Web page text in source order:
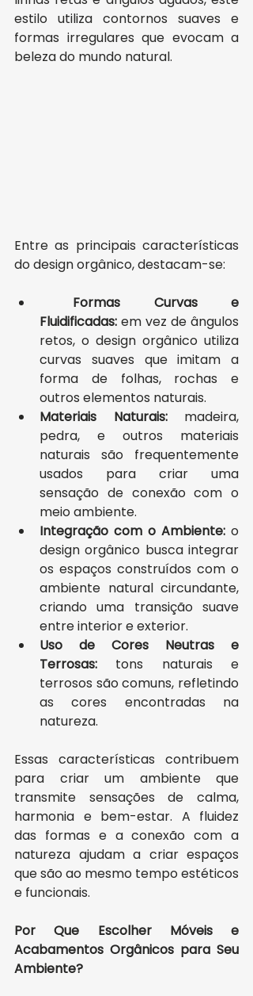
estilo utiliza contornos suaves e
formas irregulares que evocam a
beleza do mundo natural.
Entre as principais características
do design orgânico, destacam-se:
Formas Curvas e
Fluidificadas: em vez de ângulos
retos, o design orgânico utiliza
curvas suaves que imitam a
forma de folhas, rochas e
outros elementos naturais.
Materiais Naturais: madeira,
pedra, e outros materiais
naturais são frequentemente
usados para criar uma
sensação de conexão com o
meio ambiente.
Integração com o Ambiente: o
design orgânico busca integrar
os espaços construídos com o
ambiente natural circundante,
criando uma transição suave
entre interior e exterior.
Uso de Cores Neutras e
Terrosas: tons naturais e
terrosos são comuns, refletindo
as cores encontradas na
natureza.
Essas características contribuem
para criar um ambiente que
transmite sensações de calma,
harmonia e bem-estar. A fluidez
das formas e a conexão com a
natureza ajudam a criar espaços
que são ao mesmo tempo estéticos
e funcionais.
Por Que Escolher Móveis e
Acabamentos Orgânicos para Seu
Ambiente?